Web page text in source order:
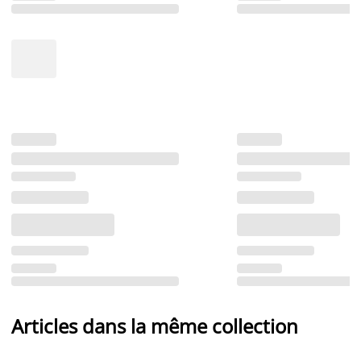
Articles dans la même collection